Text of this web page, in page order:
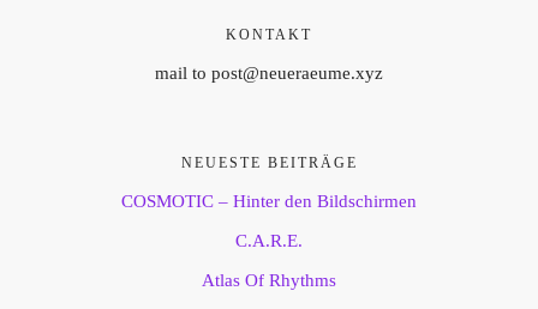
KONTAKT
mail to post@neueraeume.xyz
NEUESTE BEITRÄGE
COSMOTIC – Hinter den Bildschirmen
C.A.R.E.
Atlas Of Rhythms